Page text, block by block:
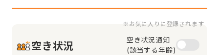
空き状況
※お気に入りに登録されます
空き状況通知
(該当する年齢)